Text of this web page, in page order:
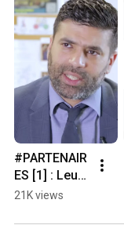
#PARTENAIR
ES [1] : Leurs
encouragem
21K views